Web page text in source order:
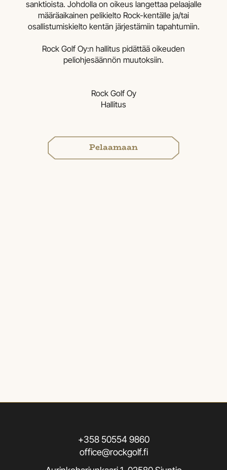
sanktioista. Johdolla on oikeus langettaa pelaajalle
määräaikainen pelikielto Rock-kentälle ja/tai
osallistumiskielto kentän järjestämiin tapahtumiin.
Rock Golf Oy:n hallitus pidättää oikeuden
peliohjesäännön muutoksiin.
Rock Golf Oy
Hallitus
Pelaamaan
+358 50554 9860
office@rockgolf.fi